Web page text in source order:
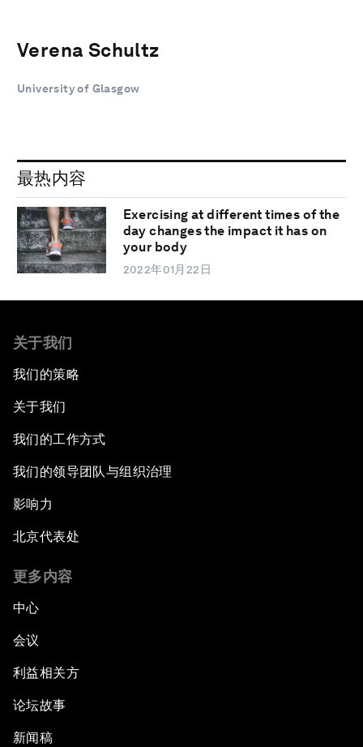
Verena Schultz
University of Glasgow
最热内容
Exercising at different times of the
day changes the impact it has on
your body
2022年01月22日
关于我们
我们的策略
关于我们
我们的工作方式
我们的领导团队与组织治理
影响力
北京代表处
更多内容
中心
会议
利益相关方
论坛故事
新闻稿